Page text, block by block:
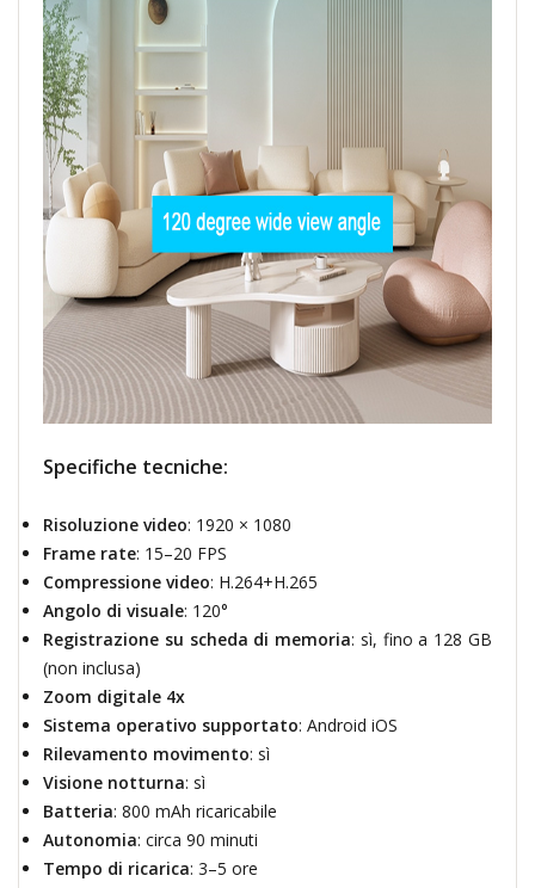
Specifiche tecniche:
Risoluzione video: 1920 × 1080
Frame rate: 15–20 FPS
Compressione video: H.264+H.265
Angolo di visuale: 120°
Registrazione su scheda di memoria: sì, fino a 128 GB
(non inclusa)
Zoom digitale 4x
Sistema operativo supportato: Android iOS
Rilevamento movimento: sì
Visione notturna: sì
Batteria: 800 mAh ricaricabile
Autonomia: circa 90 minuti
Tempo di ricarica: 3–5 ore